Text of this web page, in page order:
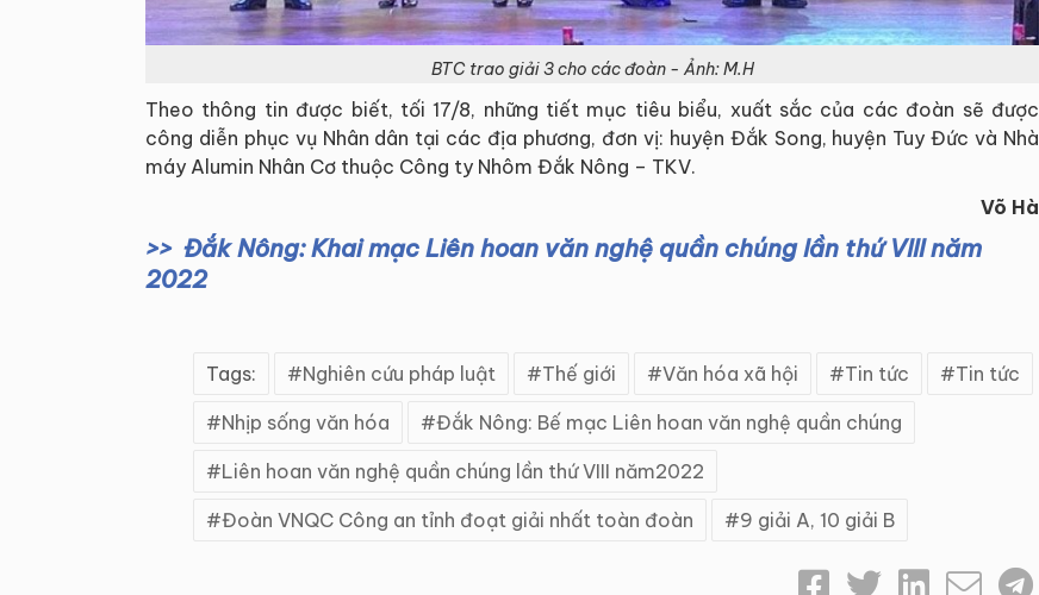
BTC trao giải 3 cho các đoàn - Ảnh: M.H
Theo thông tin được biết, tối 17/8, những tiết mục tiêu biểu, xuất sắc của các đoàn sẽ được
công diễn phục vụ Nhân dân tại các địa phương, đơn vị: huyện Đắk Song, huyện Tuy Đức và Nhà
máy Alumin Nhân Cơ thuộc Công ty Nhôm Đắk Nông – TKV.
Võ Hà
Đắk Nông: Khai mạc Liên hoan văn nghệ quần chúng lần thứ VIII năm
2022
Tags: Nghiên cứu pháp luật Thế giới Văn hóa xã hội Tin tức Tin tức
Nhịp sống văn hóa Đắk Nông: Bế mạc Liên hoan văn nghệ quần chúng
Liên hoan văn nghệ quần chúng lần thứ VIII năm2022
Đoàn VNQC Công an tỉnh đoạt giải nhất toàn đoàn 9 giải A, 10 giải B